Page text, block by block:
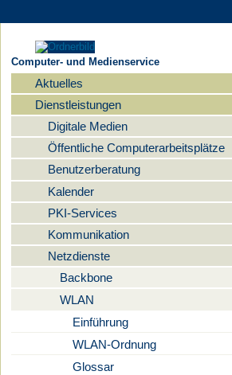
Computer- und Medienservice
Navigation
Aktuelles
Dienstleistungen
Digitale Medien
Öffentliche Computerarbeitsplätze
Benutzerberatung
Kalender
PKI-Services
Kommunikation
Netzdienste
Backbone
WLAN
Einführung
WLAN-Ordnung
Glossar